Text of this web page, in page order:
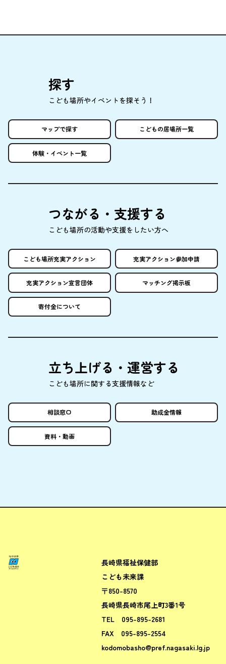
探す
こども場所やイベントを探そう！
マップで探す こどもの居場所一覧
体験 ・イベント一覧
つながる・ 支援する
こども場所の活動や支援をしたい方へ
こども場所充実アクション 充実アクション参加申請
充実アクション宣言団体 マッチング掲示板
寄付金について
立ち上げる・ 運営する
こども場所に関する支援情報など
相談窓口 助成金情報
資料 ・ 動画
ながさきこども場所ポータルサ
長崎県福祉保健部
こども未来課
〒850-8570
長崎県長崎市尾上町3番1号
TEL 095-895-2681
FAX 095-895-2554
kodomobasho@pref.nagasaki.lg.jp